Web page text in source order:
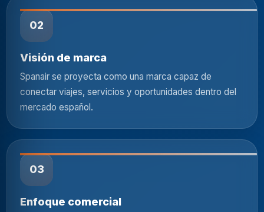
02
Visión de marca
Spanair se proyecta como una marca capaz de
conectar viajes, servicios y oportunidades dentro del
mercado español.
03
Enfoque comercial